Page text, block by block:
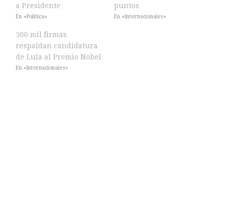
a Presidente
En «Política»
puntos
En «Internacionales»
500 mil firmas
respaldan candidatura
de Lula al Premio Nobel
En «Internacionales»